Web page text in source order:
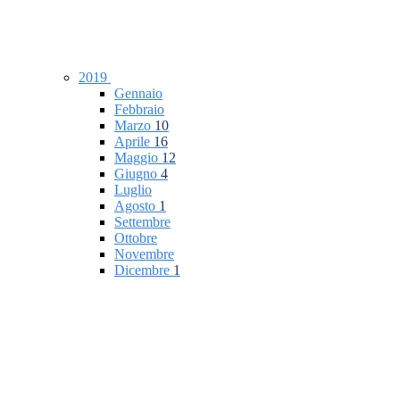
2019
Gennaio
Febbraio
Marzo 10
Aprile 16
Maggio 12
Giugno 4
Luglio
Agosto 1
Settembre
Ottobre
Novembre
Dicembre 1